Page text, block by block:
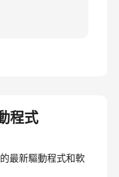
程式
最新驅動程式和軟